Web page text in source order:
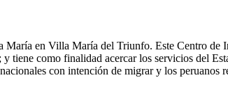
en Villa María del Triunfo. Este Centro de
tiene como finalidad acercar los servicios del
con intención de migrar y los peruanos